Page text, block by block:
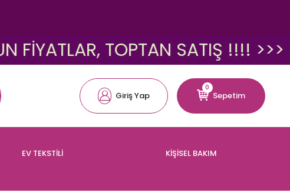
TOPTAN SATIŞ !!!! >>>
Giriş Yap
0
Sepetim
EV TEKSTİLİ KİŞİSEL BAKIM